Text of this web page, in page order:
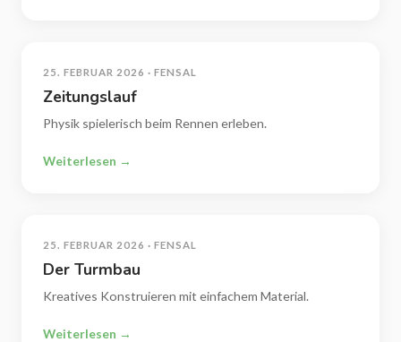
25. FEBRUAR 2026 · FENSAL
Zeitungslauf
Physik spielerisch beim Rennen erleben.
Weiterlesen →
25. FEBRUAR 2026 · FENSAL
Der Turmbau
Kreatives Konstruieren mit einfachem Material.
Weiterlesen →